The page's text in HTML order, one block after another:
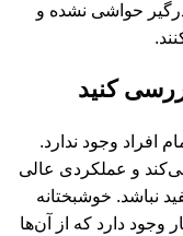
درگیر حواشی نشده و
وجود ندارد.
و عملکردی عالی
نباشد. خوشبختانه
وجود دارد که از آن‌ها